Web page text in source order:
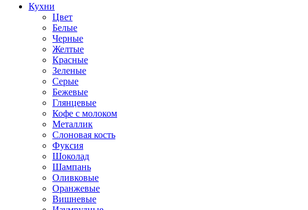
Кухни
Цвет
Белые
Черные
Желтые
Красные
Зеленые
Серые
Бежевые
Глянцевые
Кофе с молоком
Металлик
Слоновая кость
Фуксия
Шоколад
Шампань
Оливковые
Оранжевые
Вишневые